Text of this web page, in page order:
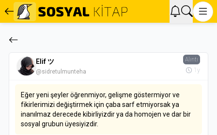
Elif ツ
@sidretulmunteha
Alıntı
1y
Eğer yeni şeyler öğrenmiyor, gelişme göstermiyor ve
fikirlerimizi değiştirmek için çaba sarf etmiyorsak ya
inanılmaz derecede kibirliyizdir ya da homojen ve dar bir
sosyal grubun üyesiyizdir.